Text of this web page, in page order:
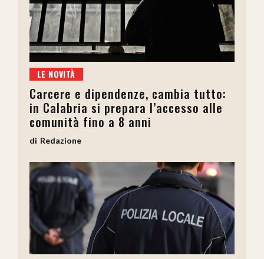
LE NOVITÀ
Carcere e dipendenze, cambia tutto:
in Calabria si prepara l’accesso alle
comunità fino a 8 anni
Redazione